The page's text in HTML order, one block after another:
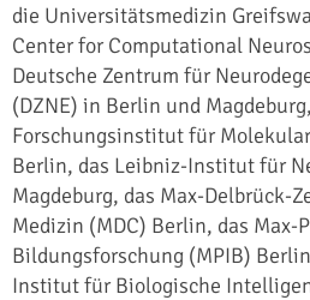
die Universitätsmedizin
Center for Computational
Deutsche Zentrum für
(DZNE) in Berlin und
Forschungsinstitut für
Berlin, das Leibniz-Institut für
Magdeburg, das Max-Delbrück-
Medizin (MDC) Berlin, das
Bildungsforschung (MPIB)
Institut für Biologische